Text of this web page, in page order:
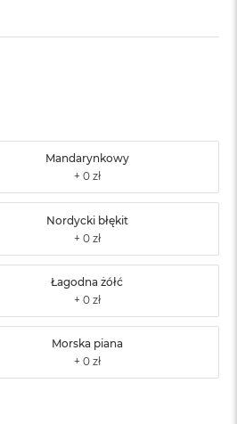
Mandarynkowy
Nordycki błękit
Łagodna żółć
Morska piana